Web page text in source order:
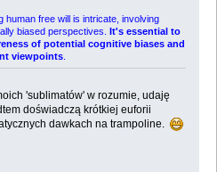
human free will is intricate, involving
biased perspectives. It's essential to
of potential cognitive biases and
viewpoints.
'sublimatów' w rozumie, udaję
doświadczą krótkiej euforii
dawkach na trampoline.